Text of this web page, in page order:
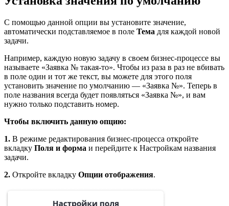
С помощью данной опции вы установите значение,
автоматически подставляемое в поле Тема для каждой новой
задачи.
Например, каждую новую задачу в своем бизнес-процессе вы
называете «Заявка № такая-то». Чтобы из раза в раз не вбивать
в поле один и тот же текст, вы можете для этого поля
установить значение по умолчанию — «Заявка №». Теперь в
поле названия всегда будет появляться «Заявка №», и вам
нужно только подставить номер.
Чтобы включить данную опцию:
1. В режиме редактирования бизнес-процесса откройте
вкладку Поля и форма и перейдите к Настройкам названия
задачи.
2. Откройте вкладку Опции отображения.